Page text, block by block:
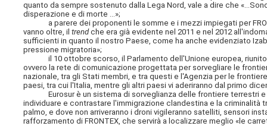
quanto da sempre sostenuto dalla Lega Nord, vale a dire che
disperazione e di morte ...»;
a parere dei proponenti le somme e i mezzi impiegati per
vanno oltre, iltrendche era già evidente nel 2011 e nel 2012
sufficienti in quanto il nostro Paese, come ha anche evidenziato
pressione migratoria»;
il 10 ottobre scorso, il Parlamento dell'Unione europea, riunito
ovvero la rete di comunicazione progettata per sorvegliare le
nazionale, tra gli Stati membri, e tra questi e l'Agenzia per le
paesi, tra cui l'Italia, mentre gli altri paesi vi aderiranno dal primo
Eurosur è un sistema di sorveglianza delle frontiere terrestri e
individuare e contrastare l'immigrazione clandestina e la criminalità
palmo, e dove non arriveranno i droni vigileranno satelliti, sensori
rafforzamento di FRONTEX, che servirà a localizzare meglio «le